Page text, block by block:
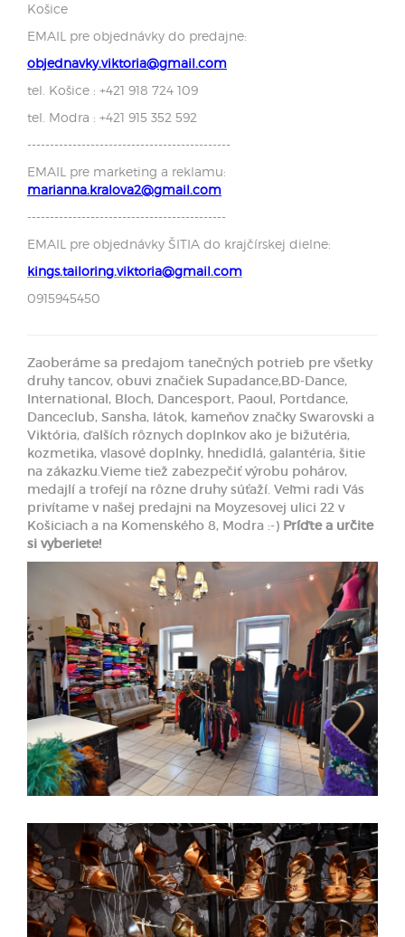
Košice
EMAIL pre objednávky do predajne:
objednavky.viktoria@gmail.com
tel. Košice : +421 918 724 109
tel. Modra : +421 915 352 592
---------------------------------------------
EMAIL pre marketing a reklamu:
marianna.kralova2@gmail.com
--------------------------------------------
EMAIL pre objednávky ŠITIA do krajčírskej dielne:
kings.tailoring.viktoria@gmail.com
0915945450
Zaoberáme sa predajom tanečných potrieb pre všetky
druhy tancov, obuvi značiek Supadance,BD-Dance,
International, Bloch, Dancesport, Paoul, Portdance,
Danceclub, Sansha, látok, kameňov značky Swarovski a
Viktória, ďalších rôznych doplnkov ako je bižutéria,
kozmetika, vlasové doplnky, hnedidlá, galantéria, šitie
na zákazku.Vieme tiež zabezpečiť výrobu pohárov,
medajlí a trofejí na rôzne druhy súťaží. Veľmi radi Vás
privítame v našej predajni na Moyzesovej ulici 22 v
Košiciach a na Komenského 8, Modra :-) Príďte a určite
si vyberiete!